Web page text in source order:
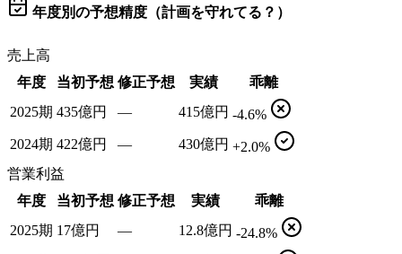
年度別の予想精度（計画を守れてる？）
売上高
年度
当初予想 修正予想 実績
乖離
2025期 435億円 — 415億円 -4.6%
2024期 422億円 — 430億円 +2.0%
営業利益
年度
当初予想 修正予想 実績
乖離
2025期 17億円 — 12.8億円 -24.8%